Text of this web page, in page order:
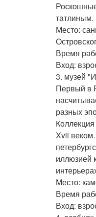
татлиным.
Место:
Время
Вход:
3. музей
Первый в
разных
Xvii
иллюзией
Место:
Время
Вход: